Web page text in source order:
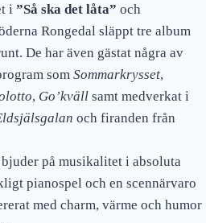
i ”Så ska det låta” och
Rongedal släppt tre album
De har även gästat några av
som Sommarkrysset,
, Go’kväll samt medverkat i
och firanden från
på musikalitet i absoluta
pianospel och en scennärvaro
med charm, värme och humor